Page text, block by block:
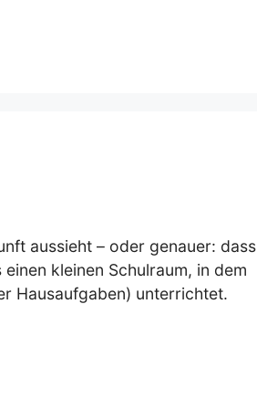
aussieht – oder genauer: dass
kleinen Schulraum, in dem
Hausaufgaben) unterrichtet.